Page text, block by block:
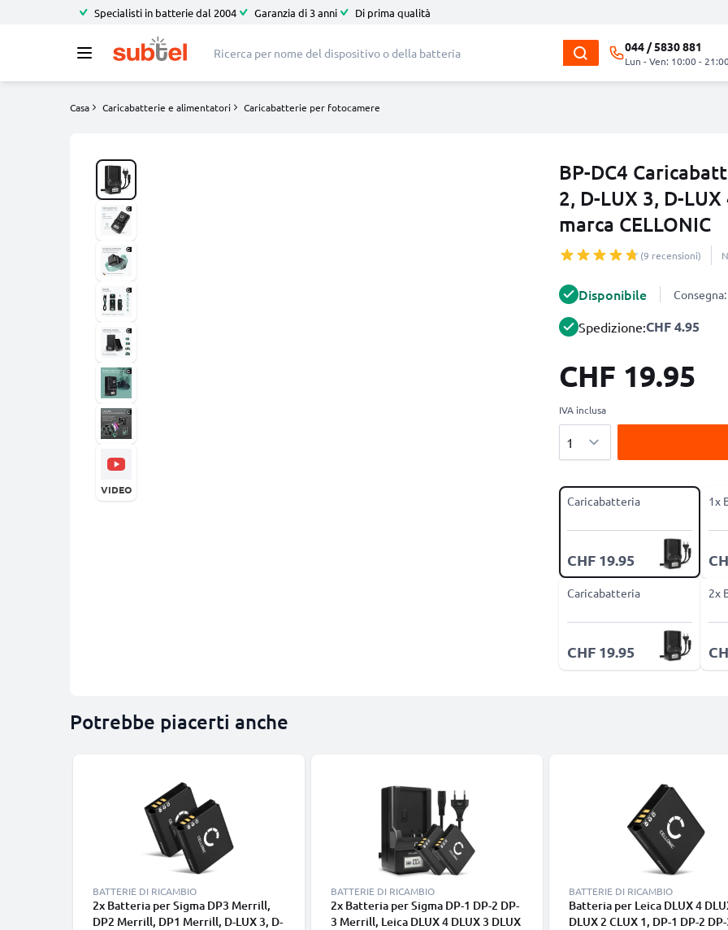
Specialisti in batterie dal 2004 Garanzia di 3 anni Di prima qualità
044 / 5830 881
Lun - Ven: 10:00 - 21:00
Casa Caricabatterie e alimentatori Caricabatterie per fotocamere
BP-DC4
2, D-LUX 3, D-
marca CELLONIC
(9 recensioni)
VIDEO
Disponibile
Spedizione:CHF 4.95
CHF 19.95
IVA inclusa
Caricabatteria
CHF 19.95
1x
Caricabatteria
CHF 19.95
2x
Potrebbe piacerti anche
BATTERIE DI RICAMBIO
2x Batteria per Sigma DP3 Merrill,
DP2 Merrill, DP1 Merrill, D-LUX 3, D-
BATTERIE DI RICAMBIO
2x Batteria per Sigma DP-1 DP-2 DP-
3 Merrill, Leica DLUX 4 DLUX 3 DLUX
BATTERIE DI RICAMBIO
Batteria per Leica DLUX 4
DLUX 2 CLUX 1, DP-1 DP-2